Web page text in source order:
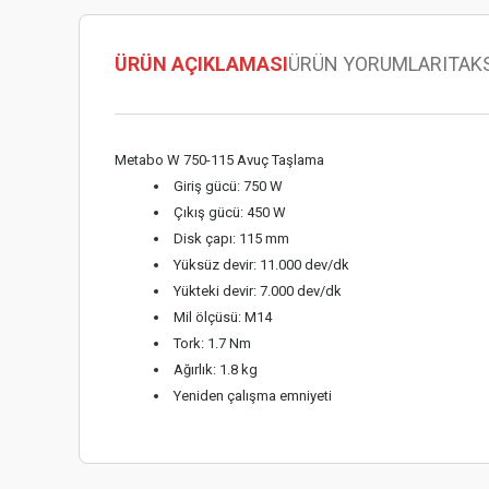
ÜRÜN AÇIKLAMASIÜRÜN YORUMLARI
Metabo W 750-115 Avuç Taşlama
Giriş gücü: 750 W
Çıkış gücü: 450 W
Disk çapı: 115 mm
Yüksüz devir: 11.000 dev/dk
Yükteki devir: 7.000 dev/dk
Mil ölçüsü: M14
Tork: 1.7 Nm
Ağırlık: 1.8 kg
Yeniden çalışma emniyeti